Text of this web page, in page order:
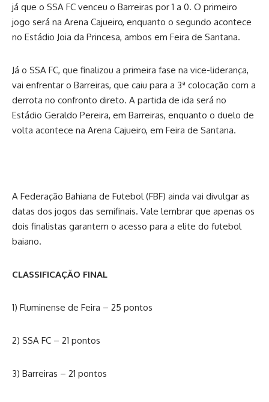
já que o SSA FC venceu o Barreiras por 1 a 0. O primeiro
jogo será na Arena Cajueiro, enquanto o segundo acontece
no Estádio Joia da Princesa, ambos em Feira de Santana.
Já o SSA FC, que finalizou a primeira fase na vice-liderança,
vai enfrentar o Barreiras, que caiu para a 3ª colocação com a
derrota no confronto direto. A partida de ida será no
Estádio Geraldo Pereira, em Barreiras, enquanto o duelo de
volta acontece na Arena Cajueiro, em Feira de Santana.
A Federação Bahiana de Futebol (FBF) ainda vai divulgar as
datas dos jogos das semifinais. Vale lembrar que apenas os
dois finalistas garantem o acesso para a elite do futebol
baiano.
CLASSIFICAÇÃO FINAL
1) Fluminense de Feira – 25 pontos
2) SSA FC – 21 pontos
3) Barreiras – 21 pontos